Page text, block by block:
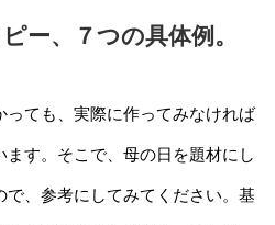
ー、７つの具体例。
っても、実際に作ってみなければ
す。そこで、母の日を題材にし
、参考にしてみてください。基